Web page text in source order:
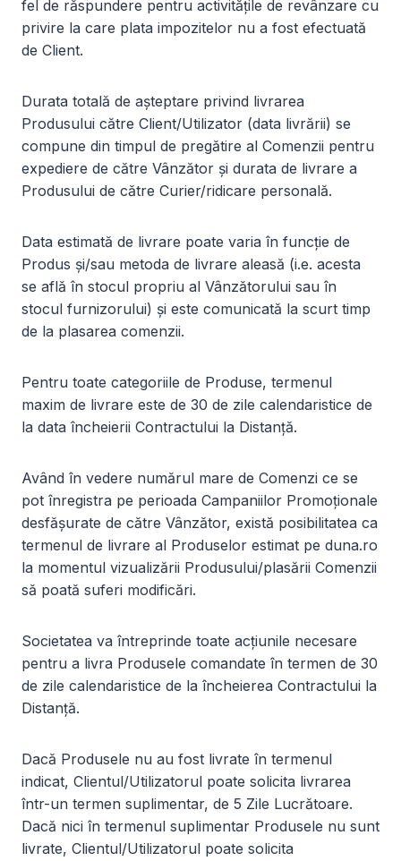
fel de răspundere pentru activitățile de revânzare cu
privire la care plata impozitelor nu a fost efectuată
de Client.
Durata totală de așteptare privind livrarea
Produsului către Client/Utilizator (data livrării) se
compune din timpul de pregătire al Comenzii pentru
expediere de către Vânzător și durata de livrare a
Produsului de către Curier/ridicare personală.
Data estimată de livrare poate varia în funcție de
Produs și/sau metoda de livrare aleasă (i.e. acesta
se află în stocul propriu al Vânzătorului sau în
stocul furnizorului) și este comunicată la scurt timp
de la plasarea comenzii.
Pentru toate categoriile de Produse, termenul
maxim de livrare este de 30 de zile calendaristice de
la data încheierii Contractului la Distanță.
Având în vedere numărul mare de Comenzi ce se
pot înregistra pe perioada Campaniilor Promoționale
desfășurate de către Vânzător, există posibilitatea ca
termenul de livrare al Produselor estimat pe duna.ro
la momentul vizualizării Produsului/plasării Comenzii
să poată suferi modificări.
Societatea va întreprinde toate acțiunile necesare
pentru a livra Produsele comandate în termen de 30
de zile calendaristice de la încheierea Contractului la
Distanță.
Dacă Produsele nu au fost livrate în termenul
indicat, Clientul/Utilizatorul poate solicita livrarea
într-un termen suplimentar, de 5 Zile Lucrătoare.
Dacă nici în termenul suplimentar Produsele nu sunt
livrate, Clientul/Utilizatorul poate solicita